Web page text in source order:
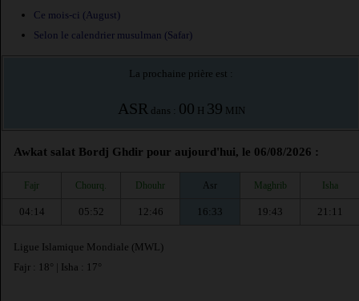
Ce mois-ci (August)
Selon le calendrier musulman (Safar)
La prochaine prière est :
ASR dans : 00 H 39 MIN
Awkat salat Bordj Ghdir pour aujourd'hui, le 06/08/2026 :
Fajr Chourq. Dhouhr Asr Maghrib Isha
04:14 05:52 12:46 16:33 19:43 21:11
Ligue Islamique Mondiale (MWL)
Fajr : 18° | Isha : 17°